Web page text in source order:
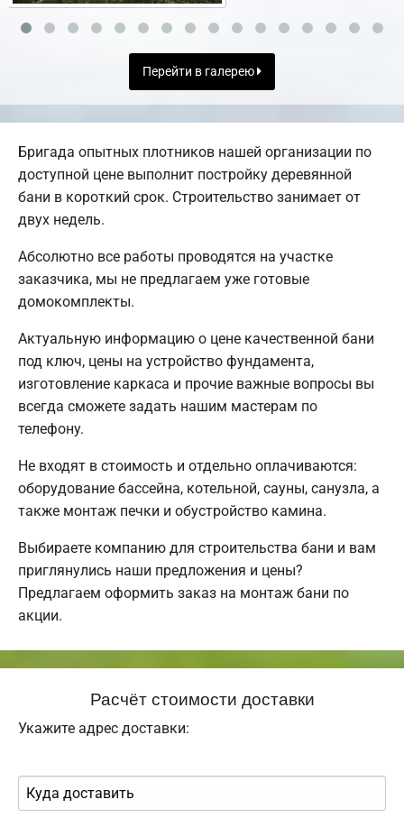
Перейти в галерею
Бригада опытных плотников нашей организации по
доступной цене выполнит постройку деревянной
бани в короткий срок. Строительство занимает от
двух недель.
Абсолютно все работы проводятся на участке
заказчика, мы не предлагаем уже готовые
домокомплекты.
Актуальную информацию о цене качественной бани
под ключ, цены на устройство фундамента,
изготовление каркаса и прочие важные вопросы вы
всегда сможете задать нашим мастерам по
телефону.
Не входят в стоимость и отдельно оплачиваются:
оборудование бассейна, котельной, сауны, санузла, а
также монтаж печки и обустройство камина.
Выбираете компанию для строительства бани и вам
приглянулись наши предложения и цены?
Предлагаем оформить заказ на монтаж бани по
акции.
Расчёт стоимости доставки
Укажите адрес доставки: